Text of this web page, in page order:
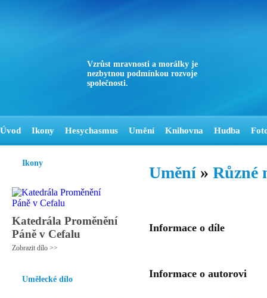
Vzrůst mravnosti a morálky je
nezbytnou podmínkou rozvoje
společnosti.
Úvod Ikony Hesychasmus Umění Knihovna Hudba
Ikony
Katedrála Proměnění
Páně v Cefalu
Zobrazit dílo >>
Umělecké dílo
Umění » Různé
Informace o díle
Informace o autorovi